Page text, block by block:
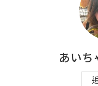
あい